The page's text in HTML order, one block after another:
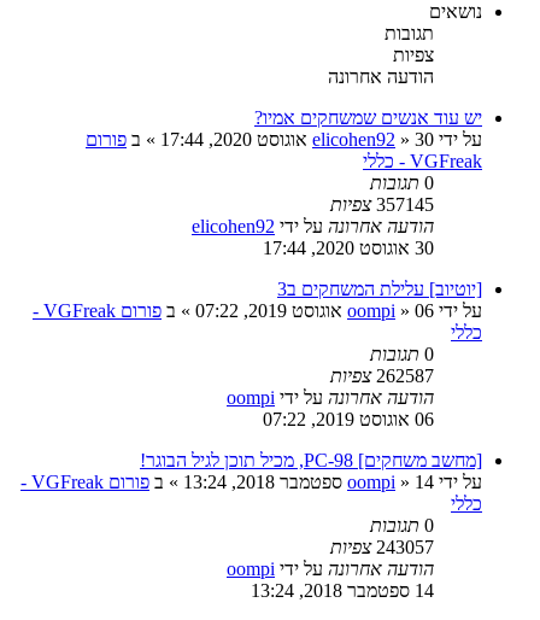
נושאים
תגובות
צפיות
הודעה אחרונה
יש עוד אנשים שמשחקים אמיו?
על ידי
elicohen92 » 30 אוגוסט 2020, 17:44 » ב פורום
VGFreak - כללי
0 תגובות
357145 צפיות
הודעה אחרונה על ידי elicohen92
30 אוגוסט 2020, 17:44
[יוטיוב] עלילת המשחקים ב3
על ידי
oompi » 06 אוגוסט 2019, 07:22 » ב
פורום VGFreak -
כללי
0 תגובות
262587 צפיות
הודעה אחרונה על ידי oompi
06 אוגוסט 2019, 07:22
[מחשב משחקים] PC-98, מכיל תוכן לגיל הבוגר!
על ידי
oompi » 14 ספטמבר 2018, 13:24 » ב
פורום VGFreak -
כללי
0 תגובות
243057 צפיות
הודעה אחרונה על ידי oompi
14 ספטמבר 2018, 13:24